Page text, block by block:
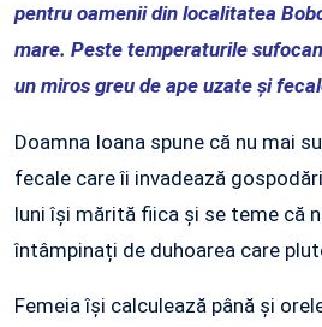
pentru oamenii din localitatea
mare. Peste temperaturile
un miros greu de ape uzate și
Doamna Ioana spune că nu mai
fecale care îi invadează
luni își mărită fiica și se teme că
întâmpinați de duhoarea care
Femeia își calculează până și